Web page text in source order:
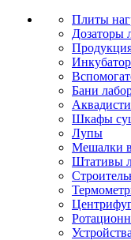
Плиты
Дозаторы
Бани
Шкафы
Лупы
Мешалки
Штативы